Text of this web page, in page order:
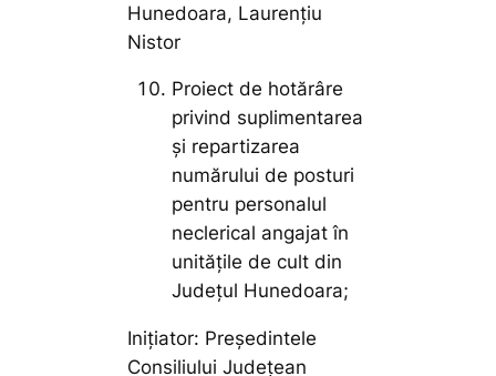
Hunedoara, Laurențiu
Nistor
Proiect de hotărâre
privind suplimentarea
și repartizarea
numărului de posturi
pentru personalul
neclerical angajat în
unitățile de cult din
Județul Hunedoara;
Inițiator: Președintele
Consiliului Județean